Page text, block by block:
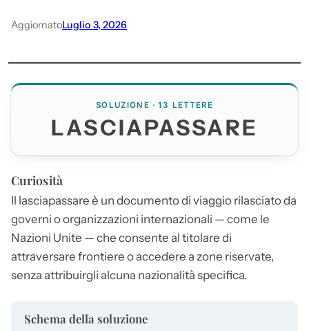
AggiornatoLuglio 3, 2026
SOLUZIONE · 13 LETTERE
LASCIAPASSARE
Curiosità
Il lasciapassare è un documento di viaggio rilasciato da
governi o organizzazioni internazionali — come le
Nazioni Unite — che consente al titolare di
attraversare frontiere o accedere a zone riservate,
senza attribuirgli alcuna nazionalità specifica.
Schema della soluzione